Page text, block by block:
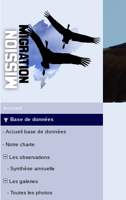
Accueil
Base de données
- Accueil base de données
- Notre charte
Les observations
- Synthèse annuelle
Les galeries
- Toutes les photos